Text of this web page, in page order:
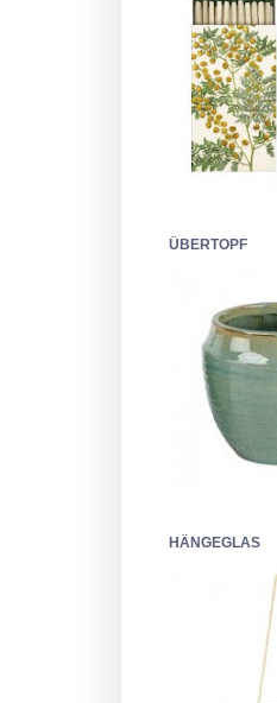
ÜBERTOPF
HÄNGEGLAS